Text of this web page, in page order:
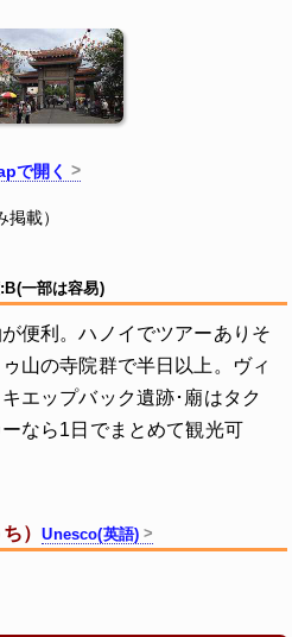
で開く
載）
一部は容易)
便利。ハノイでツアーありそ
山の寺院群で半日以上。ヴィ
エップバック遺跡･廟はタク
なら1日でまとめて観光可
）Unesco(英語)